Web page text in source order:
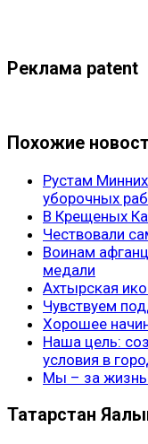
Реклама patent
Похожие
Рустам
уборочных
В Крещеных
Чествовали
Воинам
медали
Ахтырская
Чувствуем
Хорошее
Наша цель:
условия в
Мы – за жизнь
Татарстан